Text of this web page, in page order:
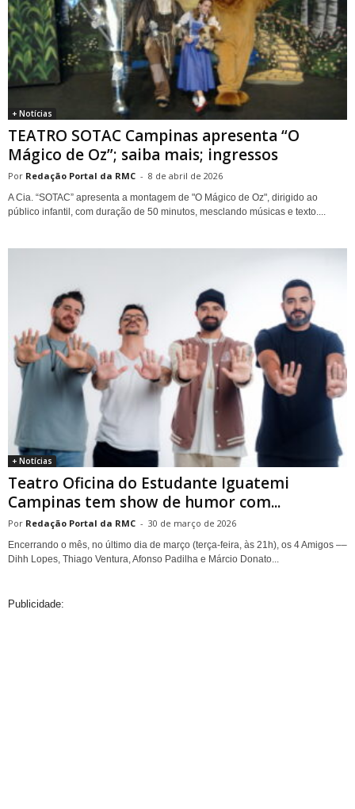
+ Notícias
TEATRO SOTAC Campinas apresenta “O
Mágico de Oz”; saiba mais; ingressos
Redação Portal da RMC - 8 de abril de 2026
A Cia. “SOTAC” apresenta a montagem de "O Mágico de Oz", dirigido ao
público infantil, com duração de 50 minutos, mesclando músicas e texto....
+ Notícias
Teatro Oficina do Estudante Iguatemi
Campinas tem show de humor com...
Redação Portal da RMC - 30 de março de 2026
Encerrando o mês, no último dia de março (terça-feira, às 21h), os 4 Amigos ––
Dihh Lopes, Thiago Ventura, Afonso Padilha e Márcio Donato...
Publicidade: